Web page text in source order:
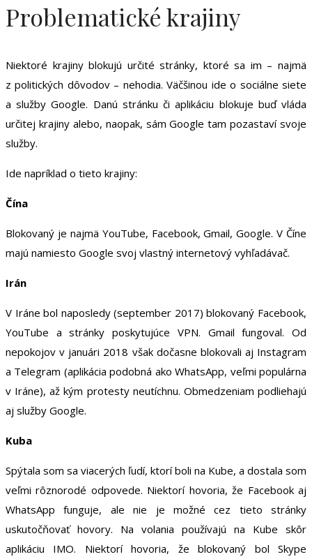
Problematické krajiny
Niektoré krajiny blokujú určité stránky, ktoré sa im – najmä
z politických dôvodov – nehodia. Väčšinou ide o sociálne siete
a služby Google. Danú stránku či aplikáciu blokuje buď vláda
určitej krajiny alebo, naopak, sám Google tam pozastaví svoje
služby.
Ide napríklad o tieto krajiny:
Čína
Blokovaný je najmä YouTube, Facebook, Gmail, Google. V Číne
majú namiesto Google svoj vlastný internetový vyhľadávač.
Irán
V Iráne bol naposledy (september 2017) blokovaný Facebook,
YouTube a stránky poskytujúce VPN. Gmail fungoval. Od
nepokojov v januári 2018 však dočasne blokovali aj Instagram
a Telegram (aplikácia podobná ako WhatsApp, veľmi populárna
v Iráne), až kým protesty neutíchnu. Obmedzeniam podliehajú
aj služby Google.
Kuba
Spýtala som sa viacerých ľudí, ktorí boli na Kube, a dostala som
veľmi rôznorodé odpovede. Niektorí hovoria, že Facebook aj
WhatsApp funguje, ale nie je možné cez tieto stránky
uskutočňovať hovory. Na volania používajú na Kube skôr
aplikáciu IMO. Niektorí hovoria, že blokovaný bol Skype